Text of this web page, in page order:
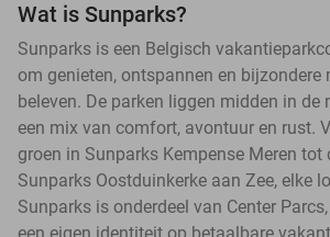
Wat is Sunparks?
Sunparks is een Belgisch
om genieten, ontspannen en bijzondere
beleven. De parken liggen midden in de
een mix van comfort, avontuur en rust.
groen in Sunparks Kempense Meren tot
Sunparks Oostduinkerke aan Zee, elke
Sunparks is onderdeel van Center